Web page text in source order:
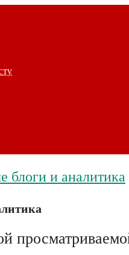
блоги и аналитика